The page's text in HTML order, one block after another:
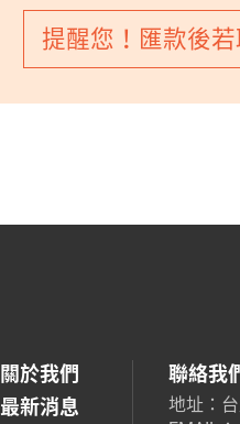
提醒您！匯款後
關於我們
最新消息
聯絡我
地址：